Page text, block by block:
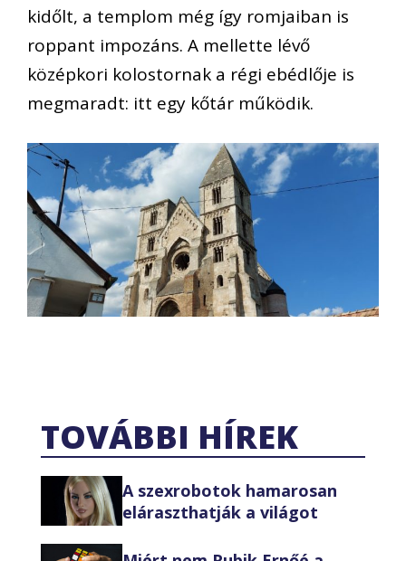
kidőlt, a templom még így romjaiban is
roppant impozáns. A mellette lévő
középkori kolostornak a régi ebédlője is
megmaradt: itt egy kőtár működik.
TOVÁBBI HÍREK
A szexrobotok hamarosan
eláraszthatják a világot